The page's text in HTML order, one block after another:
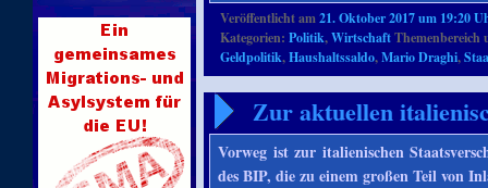
Veröffentlicht am21. Oktober 2017 um 19:20
Kategorien:Politik,Wirtschaft
Geldpolitik,Haushaltssaldo,Mario Draghi,
Zur aktuellen
Vorweg ist zur italienischen
des BIP, die zu einem großen Teil von